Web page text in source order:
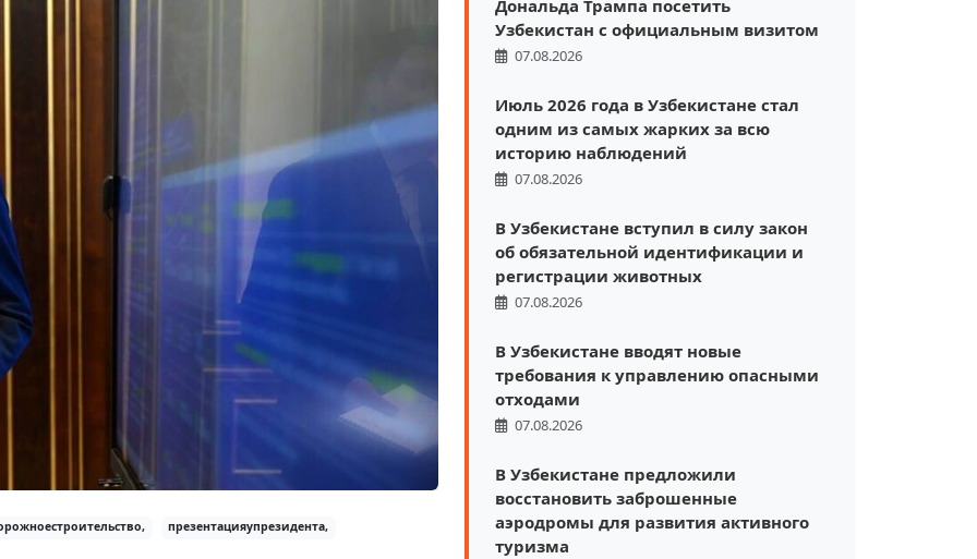
презентацияупрезидента,
Дональда Трампа посетить
Узбекистан с официальным визитом
07.08.2026
Июль 2026 года в Узбекистане стал
одним из самых жарких за всю
историю наблюдений
07.08.2026
В Узбекистане вступил в силу закон
об обязательной идентификации и
регистрации животных
07.08.2026
В Узбекистане вводят новые
требования к управлению опасными
отходами
07.08.2026
В Узбекистане предложили
восстановить заброшенные
аэродромы для развития активного
туризма